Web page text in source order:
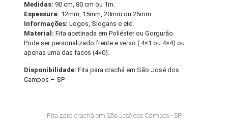
Medidas: 90 cm, 80 cm ou 1m.
Espessura: 12mm, 15mm, 20mm ou 25mm
Informações:Logos, Slogans e etc.
Material: Fita acetinada em Poliéster ou Gorgurão.
Pode ser personalizado frente e verso ( 4×1 ou 4×4) ou
apenas uma das faces (4×0).
Disponibilidade:Fita para crachá em São José dos
Campos – SP
Fita para crachá em São José dos Campos - SP